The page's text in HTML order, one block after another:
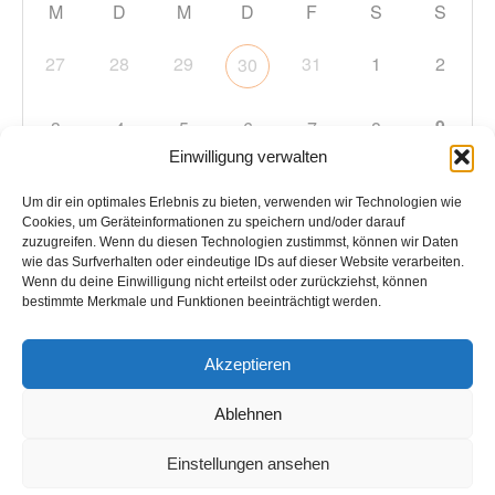
Einwilligung verwalten
Um dir ein optimales Erlebnis zu bieten, verwenden wir Technologien wie
Cookies, um Geräteinformationen zu speichern und/oder darauf
zuzugreifen. Wenn du diesen Technologien zustimmst, können wir Daten
wie das Surfverhalten oder eindeutige IDs auf dieser Website verarbeiten.
Wenn du deine Einwilligung nicht erteilst oder zurückziehst, können
bestimmte Merkmale und Funktionen beeinträchtigt werden.
Akzeptieren
Ablehnen
Einstellungen ansehen
M D M D F S S
27 28 29 30 31 1 2
3 4 5 6 7 8 9
10 11 12 13 14 15
17 18 19 20 21 22 23
31 1 2 3 4 5 6